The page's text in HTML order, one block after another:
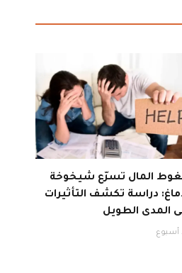
المال تسرّع شيخوخة
دراسة تكشف التأثيرات
المدى الطويل
أسبوع